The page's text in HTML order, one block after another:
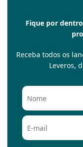
Fique por
Receba todos os
Leveros,